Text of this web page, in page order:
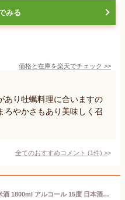
みる
価格と在庫を楽天でチェック >>
あり牡蠣料理に合いますの
ろやかさもあり美味しく召
全てのおすすめコメント (1件) >
プレゼント ギフト 茨城 松盛 純米酒 1800ml アルコール 15度 日本酒度 +3 辛口 【岡部合名会社】【母の日 父の日 出産内祝い 結婚式 法事引き出物 結婚内祝い 快気祝い お返し 香典返し 景品 忘年会 新年会 宴会 お酒 ギフト バレンタイン ホワイトデー】